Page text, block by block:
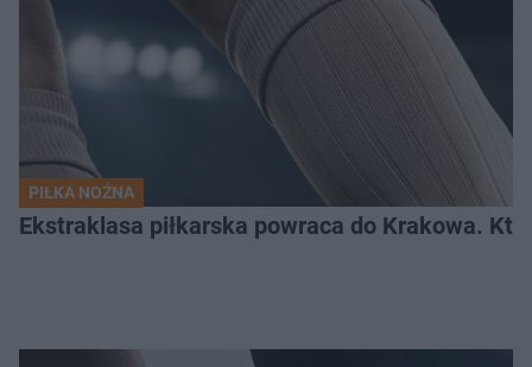
PIŁKA NOŻNA
Ekstraklasa piłkarska powraca do Krakowa.